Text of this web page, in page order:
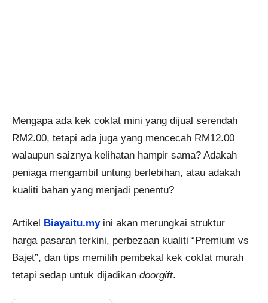
Mengapa ada kek coklat mini yang dijual serendah
RM2.00, tetapi ada juga yang mencecah RM12.00
walaupun saiznya kelihatan hampir sama? Adakah
peniaga mengambil untung berlebihan, atau adakah
kualiti bahan yang menjadi penentu?
Artikel Biayaitu.myini akan merungkai struktur
harga pasaran terkini, perbezaan kualiti “Premium vs
Bajet”, dan tips memilih pembekal kek coklat murah
tetapi sedap untuk dijadikan doorgift.